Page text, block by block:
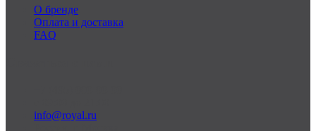
О бренде
Оплата и доставка
FAQ
info@royal.ru